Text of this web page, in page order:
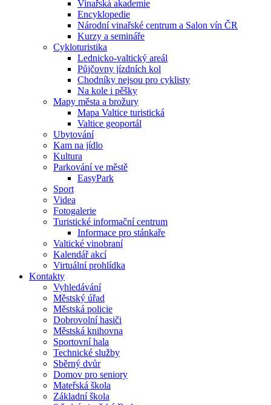
Vinařská akademie
Encyklopedie
Národní vinařské centrum a Salon vín ČR
Kurzy a semináře
Cykloturistika
Lednicko-valtický areál
Půjčovny jízdních kol
Chodníky nejsou pro cyklisty
Na kole i pěšky
Mapy města a brožury
Mapa Valtice turistická
Valtice geoportál
Ubytování
Kam na jídlo
Kultura
Parkování ve městě
EasyPark
Sport
Videa
Fotogalerie
Turistické informační centrum
Informace pro stánkaře
Valtické vinobraní
Kalendář akcí
Virtuální prohlídka
Kontakty
Vyhledávání
Městský úřad
Městská policie
Dobrovolní hasiči
Městská knihovna
Sportovní hala
Technické služby
Sběrný dvůr
Domov pro seniory
Mateřská škola
Základní škola